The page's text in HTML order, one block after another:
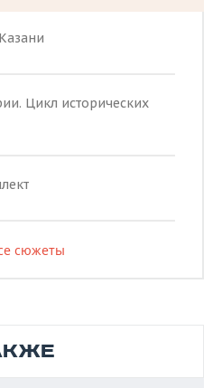
Цикл исторических
сюжеты